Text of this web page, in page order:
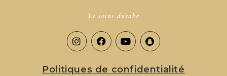
Le soins durabe
Politiques de confidentialité